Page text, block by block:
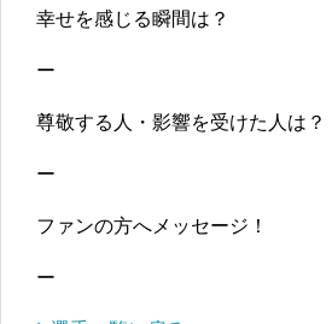
幸せを感じる瞬間は？
ー
尊敬する人・影響を受けた人は？
ー
ファンの方へメッセージ！
ー